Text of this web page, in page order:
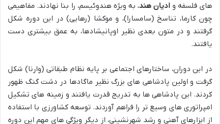
های فلسفه و ادیان هند، به ویژه هندوئیسم، را بنا نهادند. مفاهیمی
چون کارما، تناسخ (سامسارا)، و موکشا (رهایی) در این دوره شکل
گرفتند و در متون بعدی نظیر اوپانیشادها، به عمق بیشتری دست
یافتند.
در این دوران، ساختارهای اجتماعی بر پایه نظام طبقاتی (وارنا) شکل
گرفت و اولین پادشاهی های بزرگ نظیر ماگادها در دشت گنگ ظهور
کردند. این پادشاهی ها به تدریج قدرت یافتند و زمینه های تشکیل
امپراتوری های وسیع تر را فراهم آوردند. توسعه کشاورزی با استفاده
از ابزارهای آهنی و رشد شهرنشینی، از دیگر ویژگی های مهم این دوره